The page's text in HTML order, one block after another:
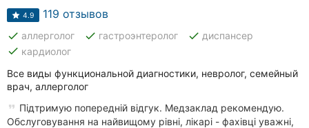
4.9 119 отзывов
done аллерголог done гастроэнтеролог done диспансер
done кардиолог
Все виды функциональной диагностики, невролог, семейный
врач, аллерголог
Підтримую попередній відгук. Медзаклад рекомендую.
Обслуговування на найвищому рівні, лікарі - фахівці уважні,